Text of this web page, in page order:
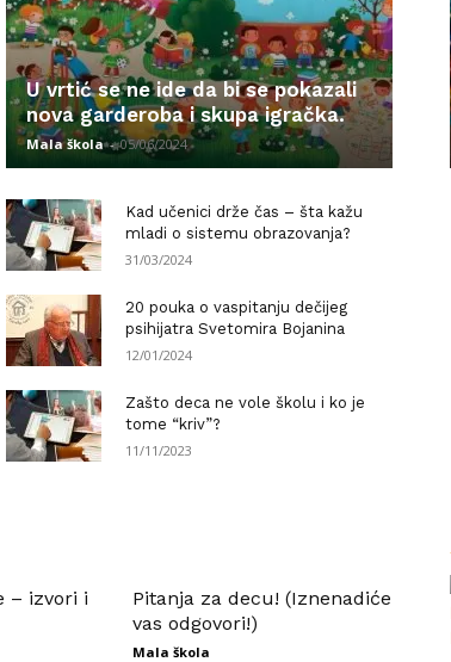
U vrtić se ne ide da bi se pokazali
nova garderoba i skupa igračka.
Mala škola - 05/06/2024
Kad učenici drže čas – šta kažu
mladi o sistemu obrazovanja?
31/03/2024
20 pouka o vaspitanju dečijeg
psihijatra Svetomira Bojanina
12/01/2024
Zašto deca ne vole školu i ko je
tome “kriv”?
11/11/2023
– izvori i
Pitanja za decu! (Iznenadiće
vas odgovori!)
Mala škola